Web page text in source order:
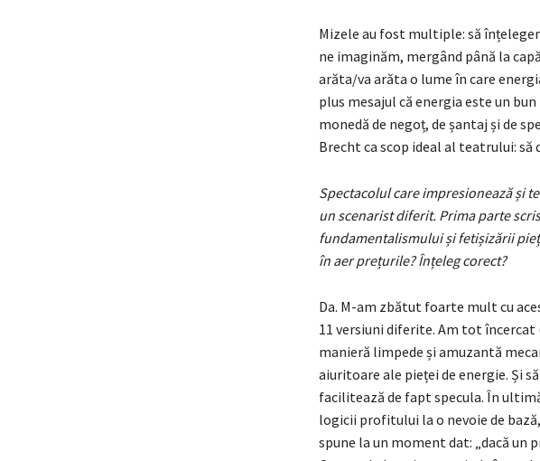
Mizele au fost multiple: să
ne imaginăm, mergând până la
arăta/va arăta o lume în care
plus mesajul că energia este un
monedă de negoț, de șantaj și de
Brecht ca scop ideal al teatrului: să
Spectacolul care impresionează și
un scenarist diferit. Prima parte
fundamentalismului și fetișizării
în aer prețurile? Înțeleg corect?
Da. M-am zbătut foarte mult cu
11 versiuni diferite. Am tot
manieră limpede și amuzantă
aiuritoare ale pieței de energie. Și
facilitează de fapt specula. În
logicii profitului la o nevoie de
spune la un moment dat: „dacă un